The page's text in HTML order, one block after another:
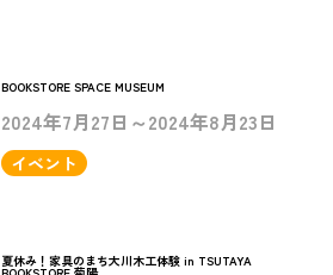
BOOKSTORE SPACE MUSEUM
2024年7月27日～2024年8月23日
イベント
夏休み！家具のまち大川木工体験 in TSUTAYA